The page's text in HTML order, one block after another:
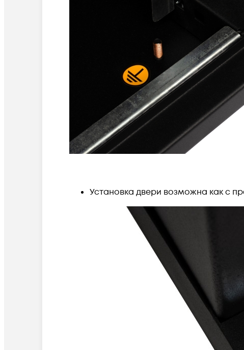
Установка двери возможна как с